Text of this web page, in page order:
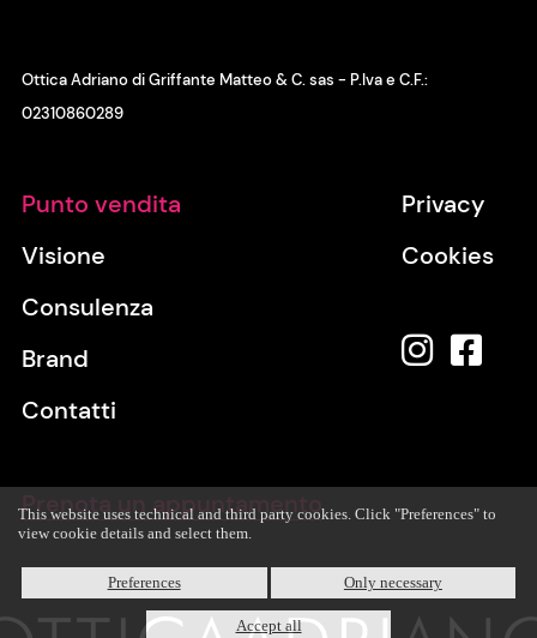
Ottica Adriano di Griffante Matteo & C. sas - P.Iva e C.F.:
02310860289
Punto vendita
Visione
Consulenza
Brand
Contatti
Prenota un appuntamento
Privacy
Cookies
This website uses technical and third party cookies. Click "Preferences" to
view cookie details and select them.
Preferences Only necessary
Accept all